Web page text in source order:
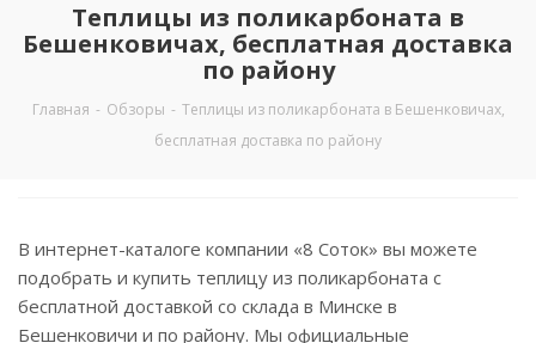
Теплицы из поликарбоната в
Бешенковичах, бесплатная доставка
по району
Главная - Обзоры - Теплицы из поликарбоната в Бешенковичах,
бесплатная доставка по району
В интернет-каталоге компании «8 Соток» вы можете
подобрать и купить теплицу из поликарбоната с
бесплатной доставкой со склада в Минске в
Бешенковичи и по району. Мы официальные